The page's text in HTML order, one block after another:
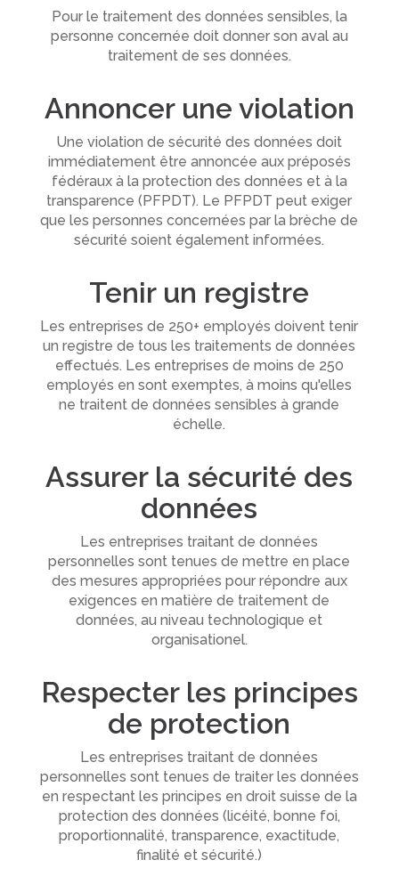
Pour le traitement des données sensibles, la
personne concernée doit donner son aval au
traitement de ses données.
Annoncer une violation
Une violation de sécurité des données doit
immédiatement être annoncée aux préposés
fédéraux à la protection des données et à la
transparence (PFPDT). Le PFPDT peut exiger
que les personnes concernées par la brèche de
sécurité soient également informées.
Tenir un registre
Les entreprises de 250+ employés doivent tenir
un registre de tous les traitements de données
effectués. Les entreprises de moins de 250
employés en sont exemptes, à moins qu'elles
ne traitent de données sensibles à grande
échelle.
Assurer la sécurité des
données
Les entreprises traitant de données
personnelles sont tenues de mettre en place
des mesures appropriées pour répondre aux
exigences en matière de traitement de
données, au niveau technologique et
organisationel.
Respecter les principes
de protection
Les entreprises traitant de données
personnelles sont tenues de traiter les données
en respectant les principes en droit suisse de la
protection des données (licéité, bonne foi,
proportionnalité, transparence, exactitude,
finalité et sécurité.)